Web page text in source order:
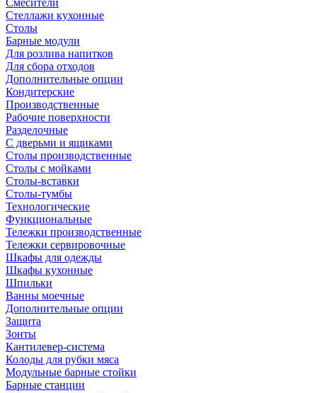
Смесители
Стеллажи кухонные
Столы
Барные модули
Для розлива напитков
Для сбора отходов
Дополнительные опции
Кондитерские
Производственные
Рабочие поверхности
Разделочные
С дверьми и ящиками
Столы производственные
Столы с мойками
Столы-вставки
Столы-тумбы
Технологические
Функциональные
Тележки производственные
Тележки сервировочные
Шкафы для одежды
Шкафы кухонные
Шпильки
Ванны моечные
Дополнительные опции
Защита
Зонты
Кантилевер-система
Колоды для рубки мяса
Модульные барные стойки
Барные станции